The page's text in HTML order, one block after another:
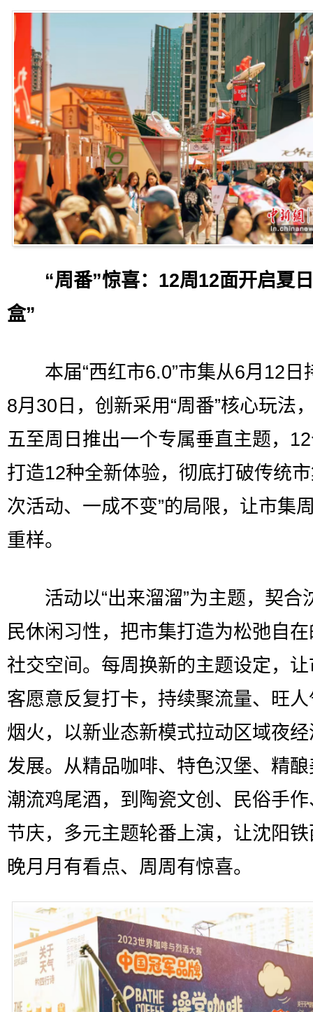
“周番”惊喜：12周12面开启夏
盒”
本届“西红市6.0”市集从6月12日
8月30日，创新采用“周番”核心玩法
五至周日推出一个专属垂直主题，
打造12种全新体验，彻底打破传统市
次活动、一成不变”的局限，让市集
重样。
活动以“出来溜溜”为主题，契合
民休闲习性，把市集打造为松弛自
社交空间。每周换新的主题设定，
客愿意反复打卡，持续聚流量、旺
烟火，以新业态新模式拉动区域夜
发展。从精品咖啡、特色汉堡、精
潮流鸡尾酒，到陶瓷文创、民俗手
节庆，多元主题轮番上演，让沈阳
晚月月有看点、周周有惊喜。